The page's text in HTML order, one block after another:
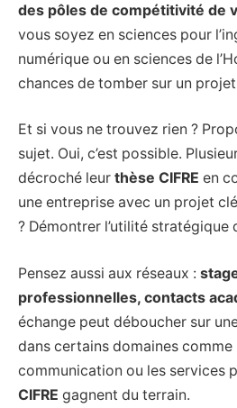
des pôles de compétitivité de
vous soyez en sciences pour
numérique ou en sciences de
chances de tomber sur un
Et si vous ne trouvez rien ?
sujet. Oui, c’est possible.
décroché leur thèse CIFRE en
une entreprise avec un projet
? Démontrer l’utilité stratégique
Pensez aussi aux réseaux :
professionnelles, contacts
échange peut déboucher sur
dans certains domaines comme
communication ou les services
CIFRE gagnent du terrain.